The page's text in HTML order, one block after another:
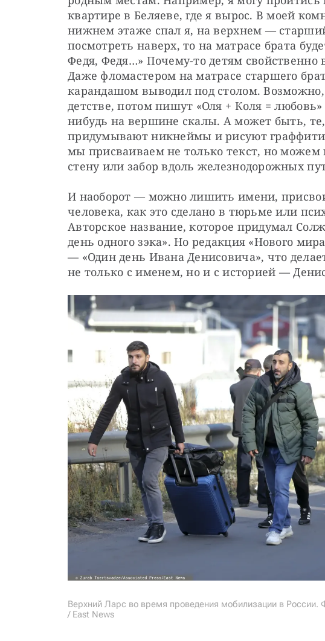
квартире в Беляеве, где я вырос. В моей
нижнем этаже спал я, на верхнем —
посмотреть наверх, то на матрасе брата
Федя, Федя…» Почему-то детям свойственно
Даже фломастером на матрасе старшего
карандашом выводил под столом.
детстве, потом пишут «Оля + Коля = любовь»
нибудь на вершине скалы. А может быть, те,
придумывают никнеймы и рисуют граффити
мы присваиваем не только текст, но можем
стену или забор вдоль железнодорожных
И наоборот — можно лишить имени,
человека, как это сделано в тюрьме или
Авторское название, которое придумал
день одного зэка». Но редакция «Нового
— «Один день Ивана Денисовича», что
не только с именем, но и с историей —
Верхний Ларс во время проведения мобилизации в России.
/ East News